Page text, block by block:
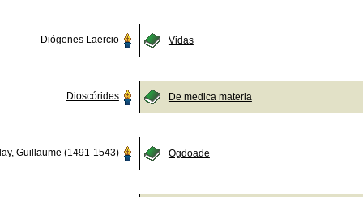
Diógenes Laercio Vidas
Dioscórides De medica materia
Guillaume (1491-1543) Ogdoade